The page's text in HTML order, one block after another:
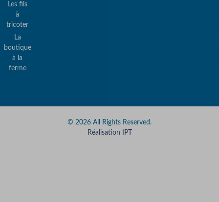
Les fils
à
tricoter
La
boutique
à la
ferme
© 2026 All Rights Reserved.
Réalisation IPT